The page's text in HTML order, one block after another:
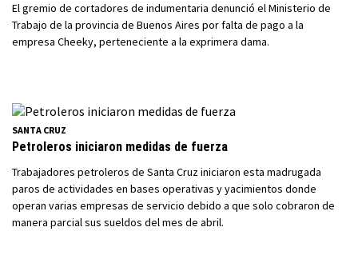
El gremio de cortadores de indumentaria denunció el Ministerio de
Trabajo de la provincia de Buenos Aires por falta de pago a la
empresa Cheeky, perteneciente a la exprimera dama.
SANTA CRUZ
Petroleros iniciaron medidas de fuerza
Trabajadores petroleros de Santa Cruz iniciaron esta madrugada
paros de actividades en bases operativas y yacimientos donde
operan varias empresas de servicio debido a que solo cobraron de
manera parcial sus sueldos del mes de abril.